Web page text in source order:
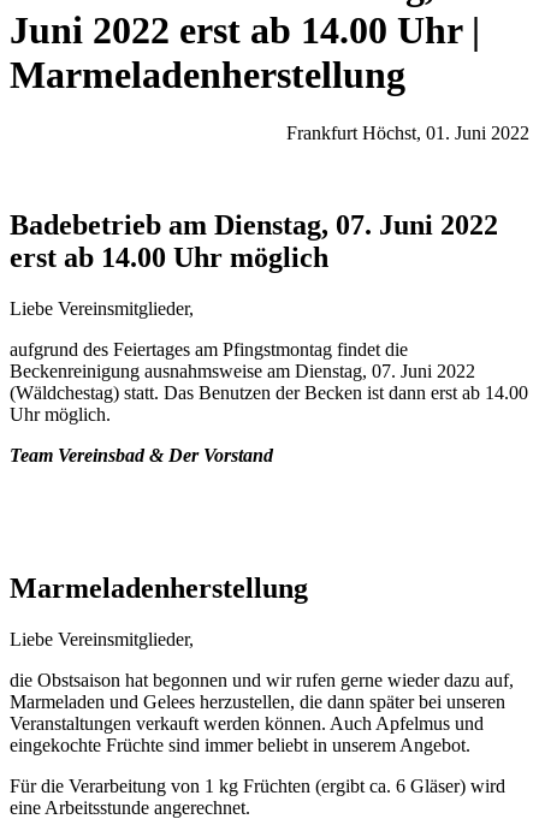
Juni 2022 erst ab 14.00 Uhr |
Marmeladenherstellung
Frankfurt Höchst, 01. Juni 2022
Badebetrieb am Dienstag, 07. Juni 2022
erst ab 14.00 Uhr möglich
Liebe Vereinsmitglieder,
aufgrund des Feiertages am Pfingstmontag findet die
Beckenreinigung ausnahmsweise am Dienstag, 07. Juni 2022
(Wäldchestag) statt. Das Benutzen der Becken ist dann erst ab 14.00
Uhr möglich.
Team Vereinsbad & Der Vorstand
Marmeladenherstellung
Liebe Vereinsmitglieder,
die Obstsaison hat begonnen und wir rufen gerne wieder dazu auf,
Marmeladen und Gelees herzustellen, die dann später bei unseren
Veranstaltungen verkauft werden können. Auch Apfelmus und
eingekochte Früchte sind immer beliebt in unserem Angebot.
Für die Verarbeitung von 1 kg Früchten (ergibt ca. 6 Gläser) wird
eine Arbeitsstunde angerechnet.